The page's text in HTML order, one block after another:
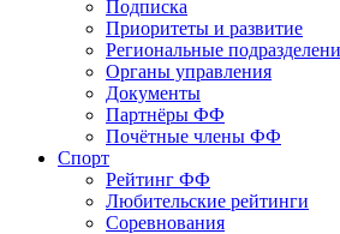
Подписка
Приоритеты и развитие
Региональные
Органы управления
Документы
Партнёры ФФ
Почётные члены ФФ
Спорт
Рейтинг ФФ
Любительские рейтинги
Соревнования